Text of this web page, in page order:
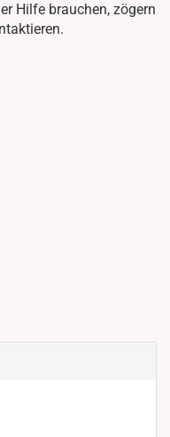
Hilfe brauchen, zögern